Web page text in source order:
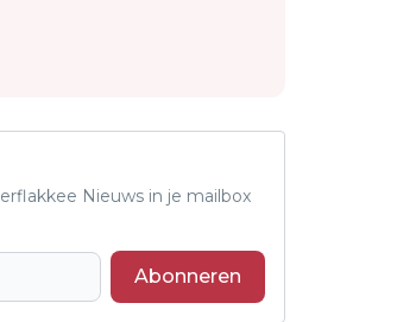
Nieuws in je mailbox
Abonneren